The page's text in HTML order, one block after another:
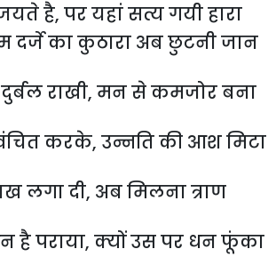
है, पर यहां सत्य गयी हारा
दर्जे का कुठारा अब छुटनी जान
राखी, मन से कमजोर बना
वंचित करके, उन्नति की आश मिटा
लगा दी, अब मिलना त्राण
है पराया, क्यों उस पर धन फूंका